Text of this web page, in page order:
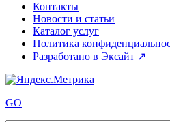
Контакты
Новости и статьи
Каталог услуг
Политика
Разработано в Эксайт ↗
GO